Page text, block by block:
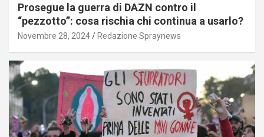
Prosegue la guerra di DAZN contro il
“pezzotto”: cosa rischia chi continua a usarlo?
Novembre 28, 2024 Redazione Spraynews